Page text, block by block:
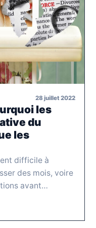
28 juillet 2022
les
du
les
difficile à
des mois, voire
avant…